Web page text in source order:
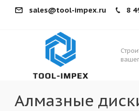
sales@tool-impex.ru 8
Алмазные